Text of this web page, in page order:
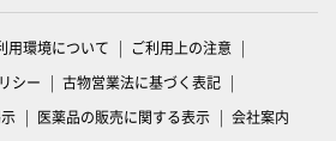
用環境について
ご利用上の注意
シー
古物営業法に基づく表記
医薬品の販売に関する表示 会社案内